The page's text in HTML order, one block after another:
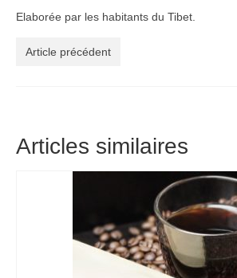
Elaborée par les habitants du Tibet.
Article précédent
Articles similaires